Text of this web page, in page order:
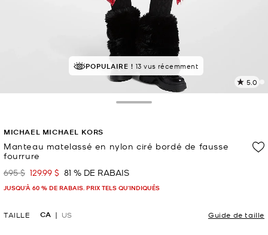
POPULAIRE ! 13 vus récemment
5.0
MICHAEL MICHAEL KORS
Manteau matelassé en nylon ciré bordé de fausse
fourrure
était
695 $ maintenant
129.99 $ 81 % DE RABAIS
JUSQU’À 60 % DE RABAIS. PRIX TELS QU'INDIQUÉS
TAILLE CA US Guide de taille